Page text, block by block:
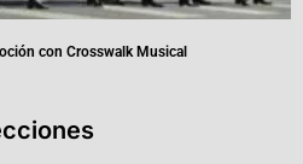
con Crosswalk Musical